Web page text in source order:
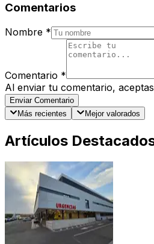
Comentarios
Nombre *
Comentario *
Al enviar tu comentario,
Enviar Comentario
Más recientes
Mejor valorados
Artículos